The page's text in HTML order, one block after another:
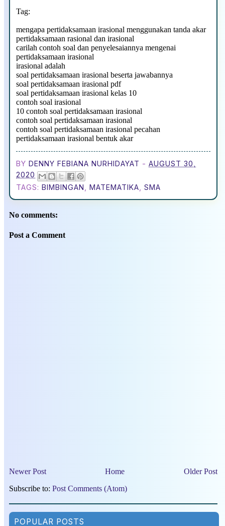
Tag:
mengapa pertidaksamaan irasional menggunakan tanda akar
pertidaksamaan rasional dan irasional
carilah contoh soal dan penyelesaiannya mengenai
pertidaksamaan irasional
irasional adalah
soal pertidaksamaan irasional beserta jawabannya
soal pertidaksamaan irasional pdf
soal pertidaksamaan irasional kelas 10
contoh soal irasional
10 contoh soal pertidaksamaan irasional
contoh soal pertidaksamaan irasional
contoh soal pertidaksamaan irasional pecahan
pertidaksamaan irasional bentuk akar
BY DENNY FEBIANA NURHIDAYAT - AUGUST 30,
2020
TAGS: BIMBINGAN MATEMATIKA SMA
No comments:
Post a Comment
Newer Post Older Post
Home
Subscribe to: Post Comments (Atom)
POPULAR POSTS